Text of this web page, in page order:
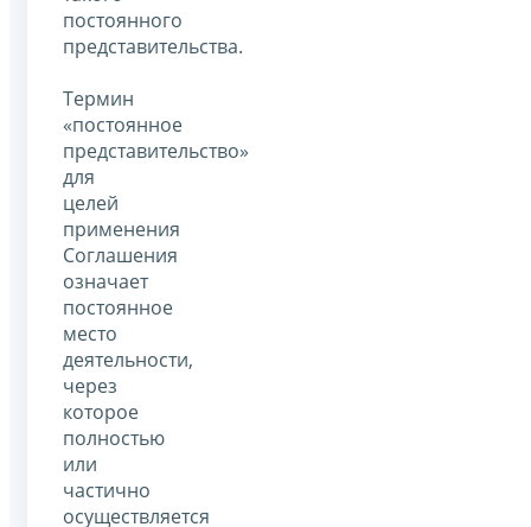
постоянного
представительства.
Термин
«постоянное
представительство»
для
целей
применения
Соглашения
означает
постоянное
место
деятельности,
через
которое
полностью
или
частично
осуществляется